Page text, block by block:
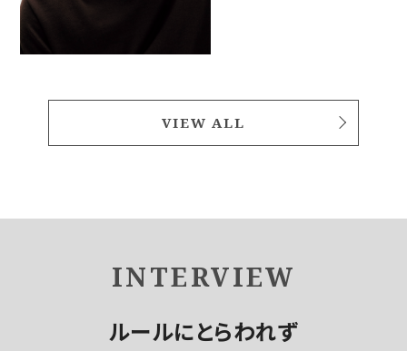
VIEW ALL
INTERVIEW
ルールにとらわれず